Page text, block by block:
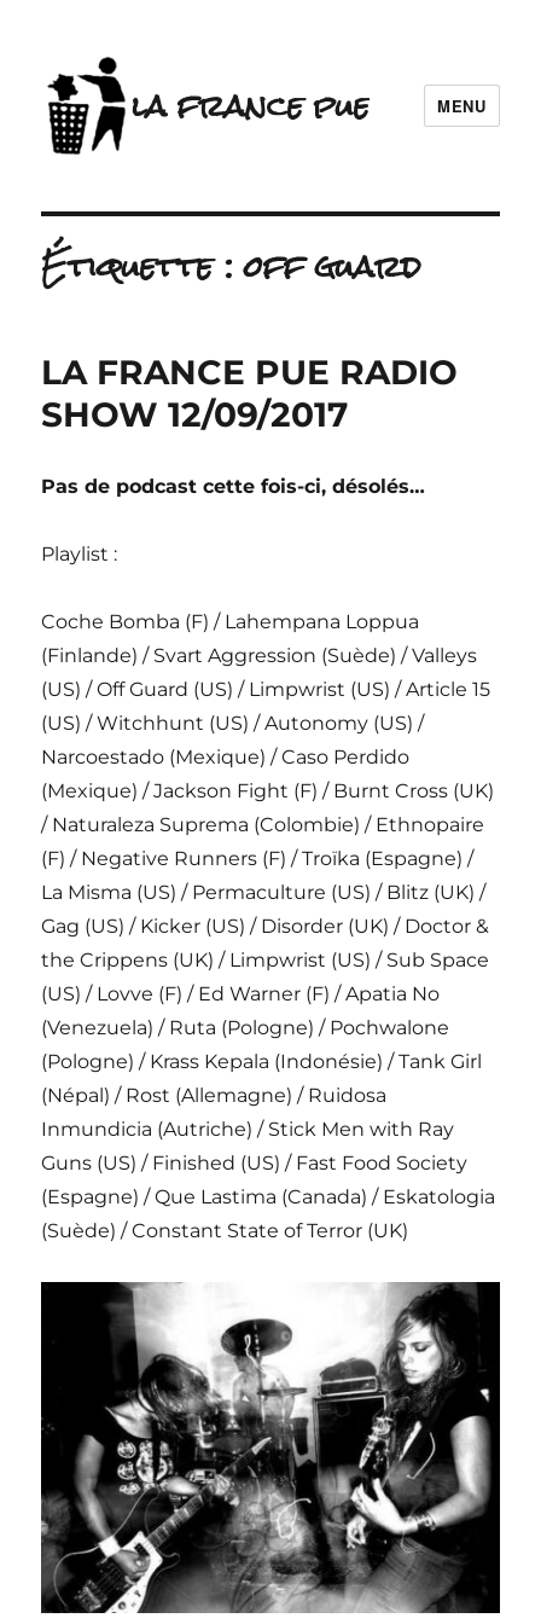
la france pue MENU
Étiquette :off guard
LA FRANCE PUE RADIO
SHOW 12/09/2017
Pas de podcast cette fois-ci, désolés…
Playlist :
Coche Bomba (F) / Lahempana Loppua
(Finlande) / Svart Aggression (Suède) / Valleys
(US) / Off Guard (US) / Limpwrist (US) / Article 15
(US) / Witchhunt (US) / Autonomy (US) /
Narcoestado (Mexique) / Caso Perdido
(Mexique) / Jackson Fight (F) / Burnt Cross (UK)
/ Naturaleza Suprema (Colombie) / Ethnopaire
(F) / Negative Runners (F) / Troïka (Espagne) /
La Misma (US) / Permaculture (US) / Blitz (UK) /
Gag (US) / Kicker (US) / Disorder (UK) / Doctor &
the Crippens (UK) / Limpwrist (US) / Sub Space
(US) / Lovve (F) / Ed Warner (F) / Apatia No
(Venezuela) / Ruta (Pologne) / Pochwalone
(Pologne) / Krass Kepala (Indonésie) / Tank Girl
(Népal) / Rost (Allemagne) / Ruidosa
Inmundicia (Autriche) / Stick Men with Ray
Guns (US) / Finished (US) / Fast Food Society
(Espagne) / Que Lastima (Canada) / Eskatologia
(Suède) / Constant State of Terror (UK)